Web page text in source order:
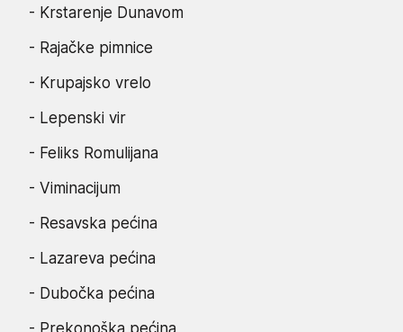
- Krstarenje Dunavom
- Rajačke pimnice
- Krupajsko vrelo
- Lepenski vir
- Feliks Romulijana
- Viminacijum
- Resavska pećina
- Lazareva pećina
- Dubočka pećina